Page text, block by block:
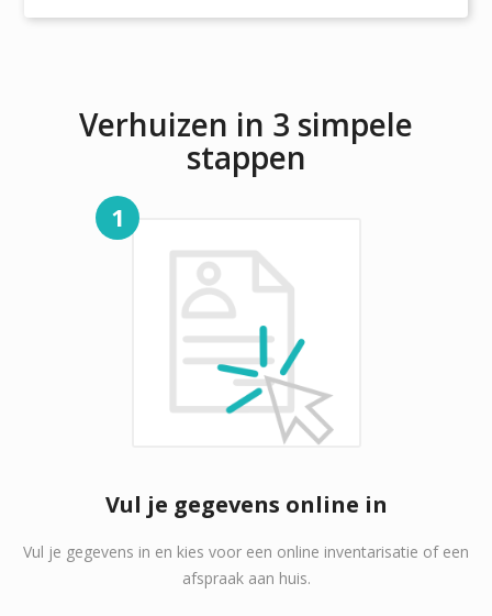
Verhuizen in 3 simpele
stappen
1
Vul je gegevens online in
Vul je gegevens in en kies voor een online inventarisatie of een
afspraak aan huis.